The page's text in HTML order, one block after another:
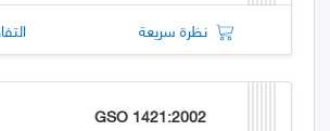
نظرة سريعة
GSO 1421:2002